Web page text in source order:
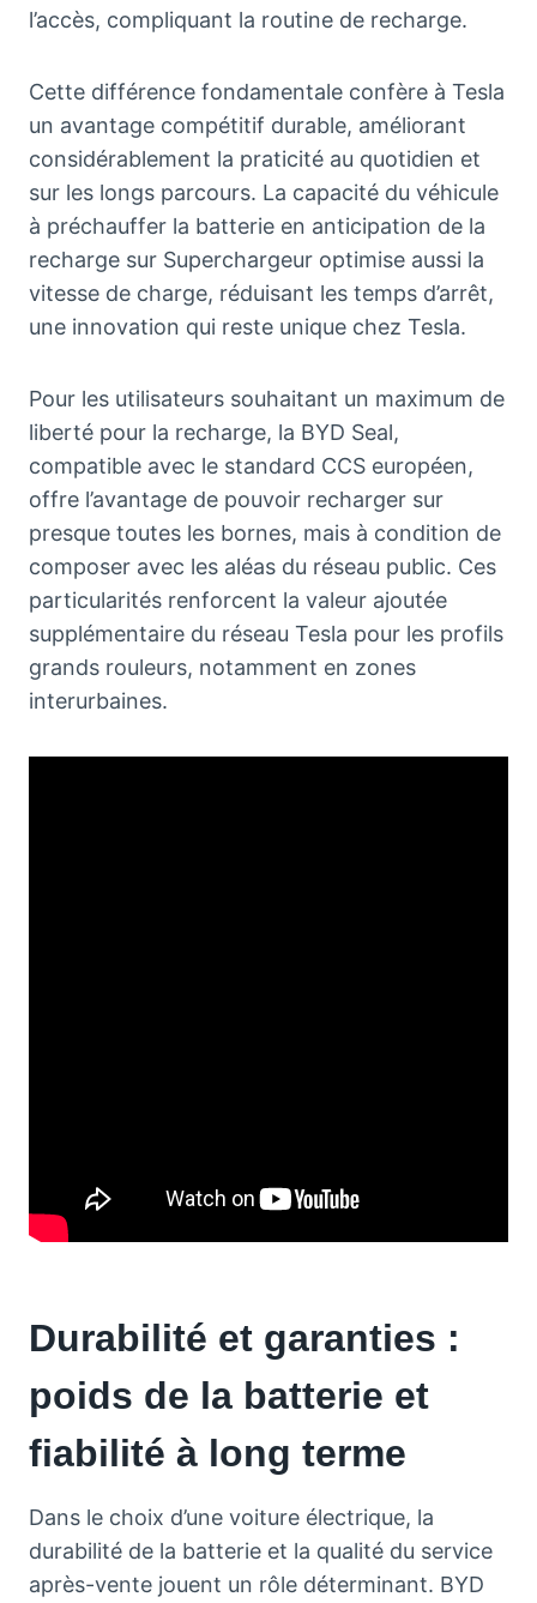
l’accès, compliquant la routine de recharge.
Cette différence fondamentale confère à Tesla
un avantage compétitif durable, améliorant
considérablement la praticité au quotidien et
sur les longs parcours. La capacité du véhicule
à préchauffer la batterie en anticipation de la
recharge sur Superchargeur optimise aussi la
vitesse de charge, réduisant les temps d’arrêt,
une innovation qui reste unique chez Tesla.
Pour les utilisateurs souhaitant un maximum de
liberté pour la recharge, la BYD Seal,
compatible avec le standard CCS européen,
offre l’avantage de pouvoir recharger sur
presque toutes les bornes, mais à condition de
composer avec les aléas du réseau public. Ces
particularités renforcent la valeur ajoutée
supplémentaire du réseau Tesla pour les profils
grands rouleurs, notamment en zones
interurbaines.
Durabilité et garanties :
poids de la batterie et
fiabilité à long terme
Dans le choix d’une voiture électrique, la
durabilité de la batterie et la qualité du service
après-vente jouent un rôle déterminant. BYD